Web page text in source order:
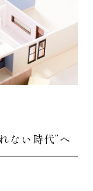
ない時代”へ